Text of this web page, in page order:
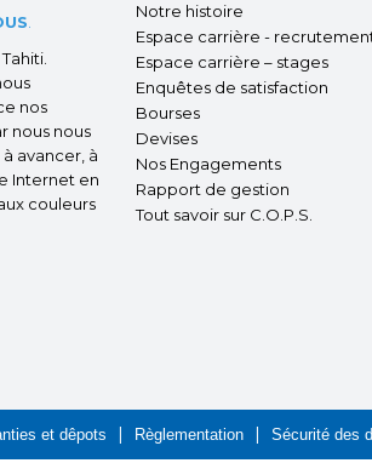
nos
nous nous
avancer, à
Internet en
couleurs
Notre histoire
Espace carrière -
Espace carrière – stages
Enquêtes de satisfaction
Bourses
Devises
Nos Engagements
Rapport de gestion
Tout savoir sur C.O.P.S.
et dêpots Règlementation Sécurité des